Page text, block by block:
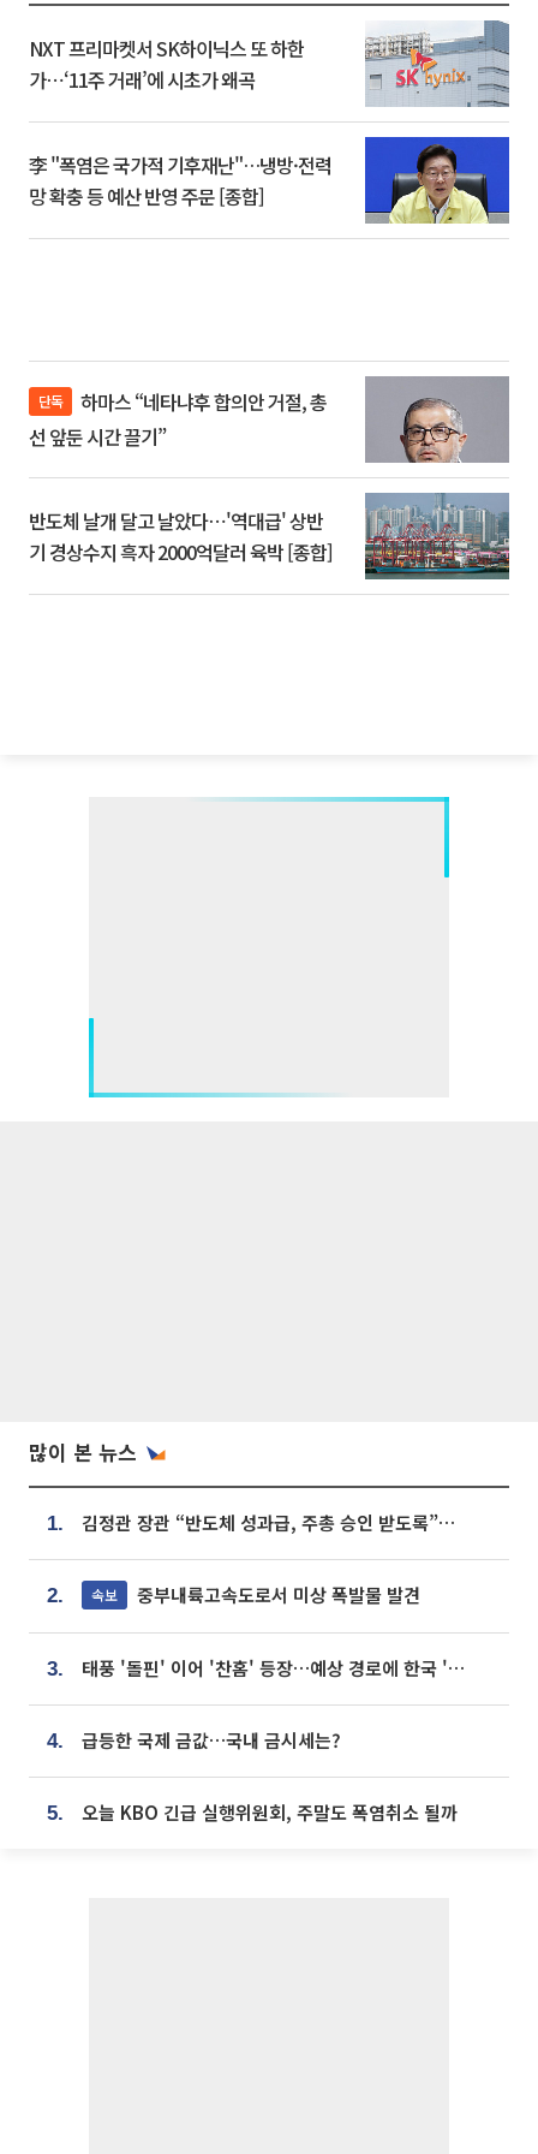
NXT 프리마켓서 SK하이닉스 또 하한
가⋯‘11주 거래’에 시초가 왜곡
李 "폭염은 국가적 기후재난"…냉방·전력
망 확충 등 예산 반영 주문 [종합]
단독
선 앞둔 시간 끌기”
반도체 날개 달고 날았다⋯'역대급' 상반
기 경상수지 흑자 2000억달러 육박 [종합]
많이 본 뉴스
1. 김정관 장관 “반도체 성과급, 주총 승인 받도록”…상법·자본시장법 개정 시사
2. 속보 중부내륙고속도로서 미상 폭발물 발견
3. 태풍 '돌핀' 이어 '찬홈' 등장…예상 경로에 한국 '한숨'
4. 급등한 국제 금값…국내 금시세는?
5. 오늘 KBO 긴급 실행위원회, 주말도 폭염취소 될까